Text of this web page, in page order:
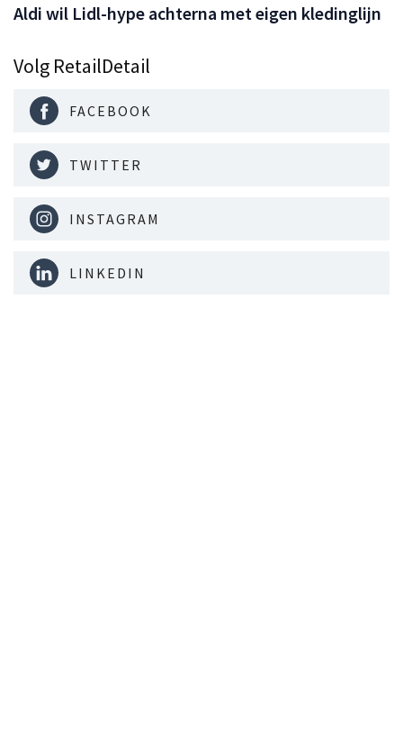
Aldi wil Lidl-hype achterna met eigen kledinglijn
Volg RetailDetail
FACEBOOK
TWITTER
INSTAGRAM
LINKEDIN